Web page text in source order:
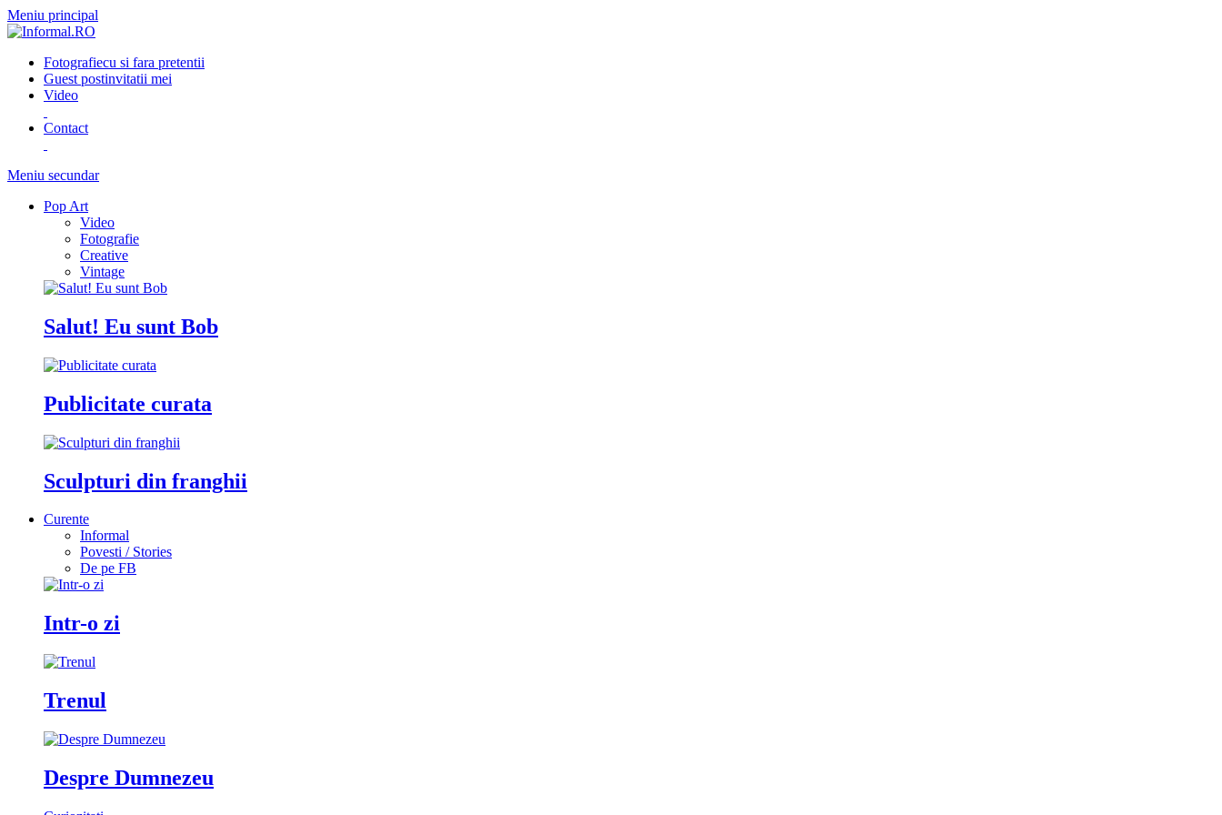
Meniu principal
Fotografiecu si fara pretentii
Guest postinvitatii mei
Video
Contact
Meniu secundar
Pop Art
Video
Fotografie
Creative
Vintage
Salut! Eu sunt Bob
Publicitate curata
Sculpturi din franghii
Curente
Informal
Povesti / Stories
De pe FB
Intr-o zi
Trenul
Despre Dumnezeu